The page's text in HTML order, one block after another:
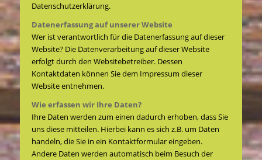
Datenschutzerklärung.
Datenerfassung auf unserer Website
Wer ist verantwortlich für die Datenerfassung auf dieser
Website? Die Datenverarbeitung auf dieser Website
erfolgt durch den Websitebetreiber. Dessen
Kontaktdaten können Sie dem Impressum dieser
Website entnehmen.
Wie erfassen wir Ihre Daten?
Ihre Daten werden zum einen dadurch erhoben, dass Sie
uns diese mitteilen. Hierbei kann es sich z.B. um Daten
handeln, die Sie in ein Kontaktformular eingeben.
Andere Daten werden automatisch beim Besuch der